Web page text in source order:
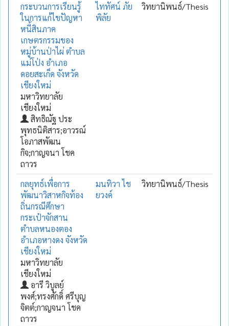
กระบวนการเรียนรู้
ในการแก้ไขปัญหา
หนี้สินภาค
เกษตรกรรมของ
หมู่บ้านป่าไผ่ ตำบล
แม่โป่ง อำเภอ
ดอยสะเก็ด จังหวัด
เชียงใหม่
มหาวิทยาลัย
เชียงใหม่
สิทธิณัฐ ประ
พุทธนิติสาร;อาวรณ์
โอภาสพัฒน
กิจ;กาญจนา โชค
ถาวร
ไททัศน์ ภัย
พิลัย
วิทยานิพนธ์/Thesis
กลยุทธ์เพื่อการ
พัฒนาวิสาหกิจท้อง
ถิ่นกรณีศึกษา
กระเป๋าจักสาน
ตำบลหนองตอง
อำเภอหางดง จังหวัด
เชียงใหม่
มหาวิทยาลัย
เชียงใหม่
อารี วิบูลย์
พงศ์;ทรงศักดิ์ ศรีบุญ
จิตต์;กาญจนา โชค
ถาวร
มนทิวา ไช
ยวงค์
วิทยานิพนธ์/Thesis